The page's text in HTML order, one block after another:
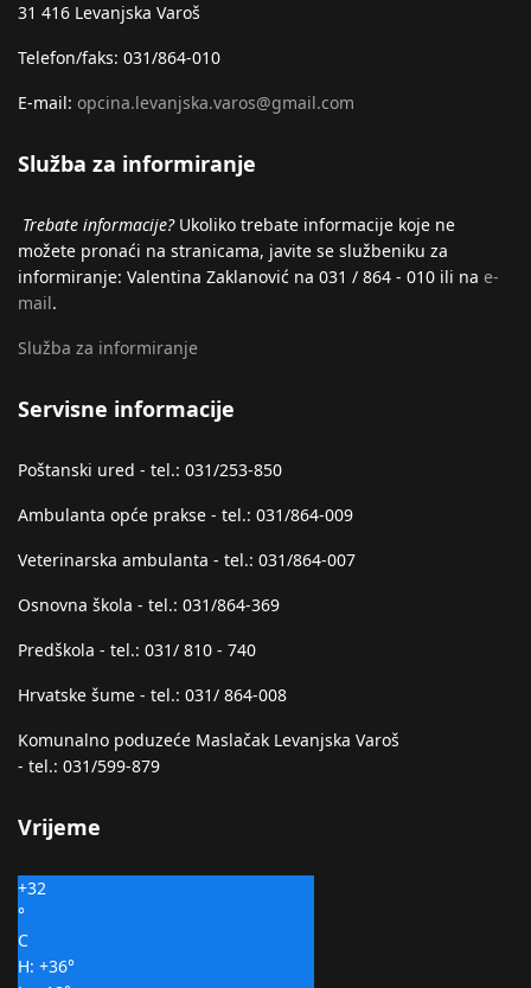
31 416 Levanjska Varoš
Telefon/faks: 031/864-010
E-mail: opcina.levanjska.varos@gmail.com
Služba za informiranje
Trebate informacije?Ukoliko trebate informacije koje ne
možete pronaći na stranicama, javite se službeniku za
informiranje: Valentina Zaklanović na 031 / 864 - 010 ili na e-
mail.
Služba za informiranje
Servisne informacije
Poštanski ured - tel.: 031/253-850
Ambulanta opće prakse - tel.: 031/864-009
Veterinarska ambulanta - tel.: 031/864-007
Osnovna škola - tel.: 031/864-369
Predškola - tel.: 031/ 810 - 740
Hrvatske šume - tel.: 031/ 864-008
Komunalno poduzeće Maslačak Levanjska Varoš
- tel.: 031/599-879
Vrijeme
+32
°
C
H: +36°